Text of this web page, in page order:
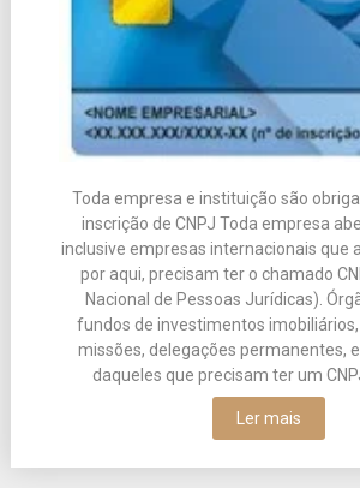
Toda empresa e instituição são
inscrição de CNPJ Toda empresa
inclusive empresas internacionais que
por aqui, precisam ter o chamado
Nacional de Pessoas Jurídicas).
fundos de investimentos
missões, delegações permanentes,
daqueles que precisam ter um
Ler mais